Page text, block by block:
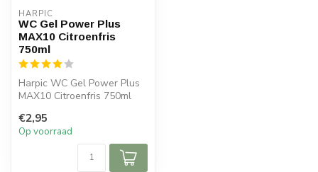
HARPIC
WC Gel Power Plus
MAX10 Citroenfris
750ml
Harpic WC Gel Power Plus
MAX10 Citroenfris 750ml
hardnek...
€2,95
Op voorraad